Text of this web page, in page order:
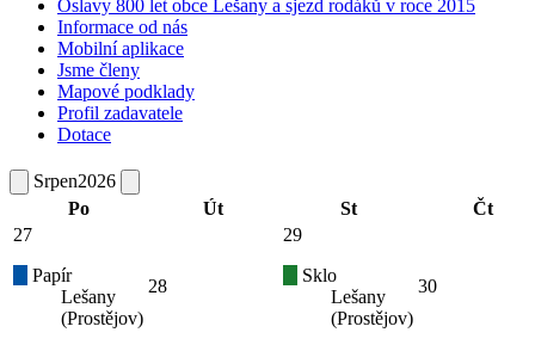
Oslavy 800 let obce Lešany a sjezd rodáků v roce 2015
Informace od nás
Mobilní aplikace
Jsme členy
Mapové podklady
Profil zadavatele
Dotace
Srpen2026
Po
Út St
Čt
27
Papír
Lešany
(Prostějov)
28
29
Sklo
Lešany
(Prostějov)
30